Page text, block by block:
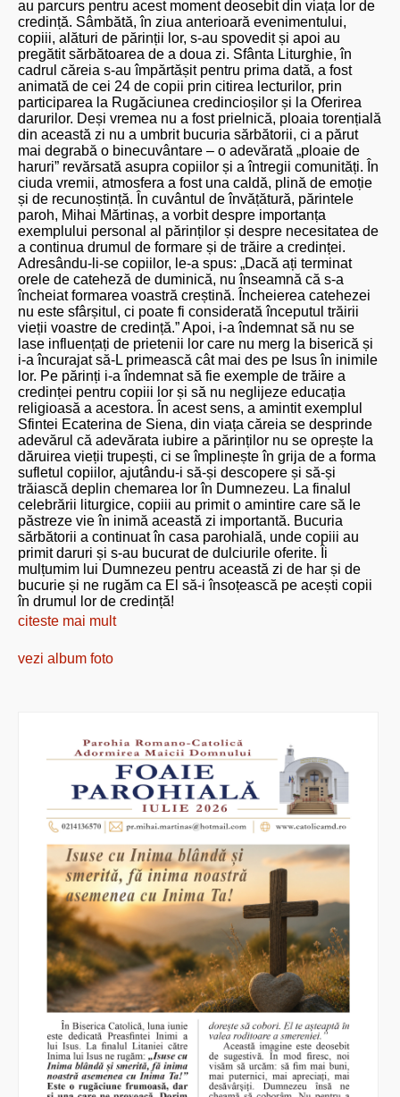
au parcurs pentru acest moment deosebit din viața lor de
credință. Sâmbătă, în ziua anterioară evenimentului,
copiii, alături de părinții lor, s-au spovedit și apoi au
pregătit sărbătoarea de a doua zi. Sfânta Liturghie, în
cadrul căreia s-au împărtășit pentru prima dată, a fost
animată de cei 24 de copii prin citirea lecturilor, prin
participarea la Rugăciunea credincioșilor și la Oferirea
darurilor. Deși vremea nu a fost prielnică, ploaia torențială
din această zi nu a umbrit bucuria sărbătorii, ci a părut
mai degrabă o binecuvântare – o adevărată „ploaie de
haruri” revărsată asupra copiilor și a întregii comunități. În
ciuda vremii, atmosfera a fost una caldă, plină de emoție
și de recunoștință. În cuvântul de învățătură, părintele
paroh, Mihai Mărtinaș, a vorbit despre importanța
exemplului personal al părinților și despre necesitatea de
a continua drumul de formare și de trăire a credinței.
Adresându-li-se copiilor, le-a spus: „Dacă ați terminat
orele de cateheză de duminică, nu înseamnă că s-a
încheiat formarea voastră creștină. Încheierea catehezei
nu este sfârșitul, ci poate fi considerată începutul trăirii
vieții voastre de credință.” Apoi, i-a îndemnat să nu se
lase influențați de prietenii lor care nu merg la biserică și
i-a încurajat să-L primească cât mai des pe Isus în inimile
lor. Pe părinți i-a îndemnat să fie exemple de trăire a
credinței pentru copiii lor și să nu neglijeze educația
religioasă a acestora. În acest sens, a amintit exemplul
Sfintei Ecaterina de Siena, din viața căreia se desprinde
adevărul că adevărata iubire a părinților nu se oprește la
dăruirea vieții trupești, ci se împlinește în grija de a forma
sufletul copiilor, ajutându-i să-și descopere și să-și
trăiască deplin chemarea lor în Dumnezeu. La finalul
celebrării liturgice, copiii au primit o amintire care să le
păstreze vie în inimă această zi importantă. Bucuria
sărbătorii a continuat în casa parohială, unde copiii au
primit daruri și s-au bucurat de dulciurile oferite. Îi
mulțumim lui Dumnezeu pentru această zi de har și de
bucurie și ne rugăm ca El să-i însoțească pe acești copii
în drumul lor de credință!
citeste mai mult
vezi album foto